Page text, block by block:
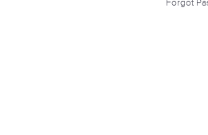
Forgot